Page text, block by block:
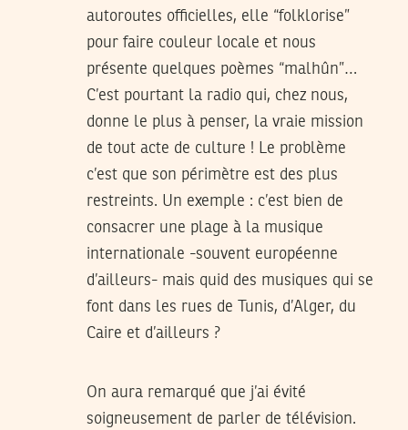
autoroutes officielles, elle “folklorise”
pour faire couleur locale et nous
présente quelques poèmes “malhûn”…
C’est pourtant la radio qui, chez nous,
donne le plus à penser, la vraie mission
de tout acte de culture ! Le problème
c’est que son périmètre est des plus
restreints. Un exemple : c’est bien de
consacrer une plage à la musique
internationale -souvent européenne
d’ailleurs- mais quid des musiques qui se
font dans les rues de Tunis, d’Alger, du
Caire et d’ailleurs ?
On aura remarqué que j’ai évité
soigneusement de parler de télévision.